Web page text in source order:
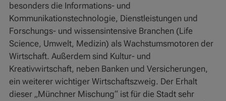
besonders die Informations- und
Kommunikationstechnologie, Dienstleistungen und
Forschungs- und wissensintensive Branchen (Life
Science, Umwelt, Medizin) als Wachstumsmotoren der
Wirtschaft. Außerdem sind Kultur- und
Kreativwirtschaft, neben Banken und Versicherungen,
ein weiterer wichtiger Wirtschaftszweig. Der Erhalt
dieser „Münchner Mischung“ ist für die Stadt sehr